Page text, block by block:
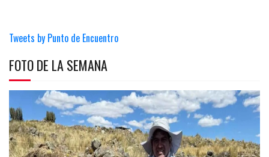
Tweets by Punto de Encuentro
FOTO DE LA SEMANA